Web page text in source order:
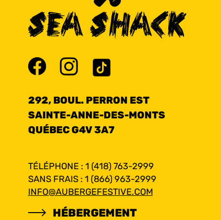
292, BOUL. PERRON EST
SAINTE-ANNE-DES-MONTS
QUÉBEC G4V 3A7
TÉLÉPHONE : 1 (418) 763-2999
SANS FRAIS : 1 (866) 963-2999
INFO@AUBERGEFESTIVE.COM
HÉBERGEMENT